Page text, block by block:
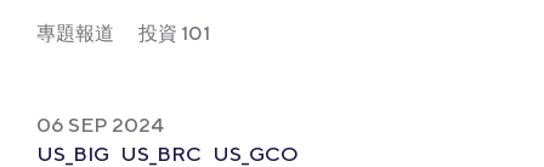
專題報道 投資 101
06 SEP 2024
US_BIG US_BRC US_GCO